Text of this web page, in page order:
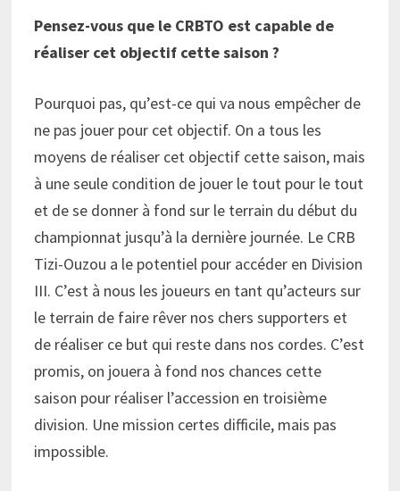
Pensez-vous que le CRBTO est capable de
réaliser cet objectif cette saison ?
Pourquoi pas, qu’est-ce qui va nous empêcher de
ne pas jouer pour cet objectif. On a tous les
moyens de réaliser cet objectif cette saison, mais
à une seule condition de jouer le tout pour le tout
et de se donner à fond sur le terrain du début du
championnat jusqu’à la dernière journée. Le CRB
Tizi-Ouzou a le potentiel pour accéder en Division
III. C’est à nous les joueurs en tant qu’acteurs sur
le terrain de faire rêver nos chers supporters et
de réaliser ce but qui reste dans nos cordes. C’est
promis, on jouera à fond nos chances cette
saison pour réaliser l’accession en troisième
division. Une mission certes difficile, mais pas
impossible.